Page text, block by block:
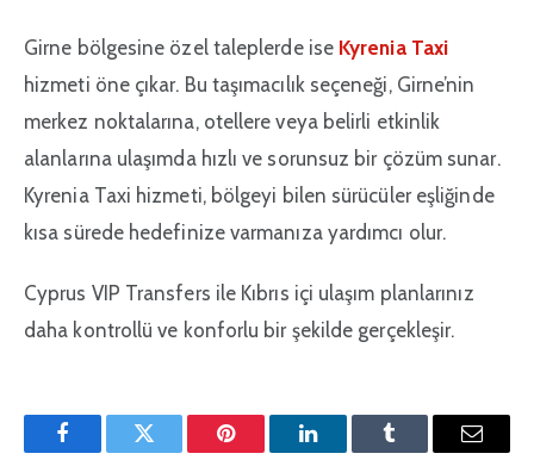
Girne bölgesine özel taleplerde ise Kyrenia Taxi
hizmeti öne çıkar. Bu taşımacılık seçeneği, Girne’nin
merkez noktalarına, otellere veya belirli etkinlik
alanlarına ulaşımda hızlı ve sorunsuz bir çözüm sunar.
Kyrenia Taxi hizmeti, bölgeyi bilen sürücüler eşliğinde
kısa sürede hedefinize varmanıza yardımcı olur.
Cyprus VIP Transfers ile Kıbrıs içi ulaşım planlarınız
daha kontrollü ve konforlu bir şekilde gerçekleşir.
FacebookTwitter Pinterest'inLinkedInTumblr E-